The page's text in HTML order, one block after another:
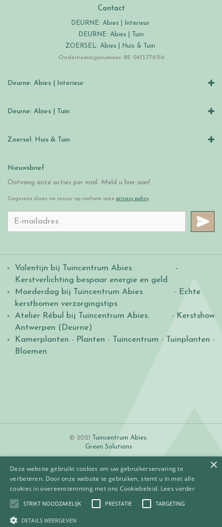
Contact
DEURNE: Abies | Interieur
DEURNE: Abies | Tuin
ZOERSEL: Abies | Huis & Tuin
Ondernemingsnummer: BE 0433.778.159
Deurne: Abies | Interieur
Deurne: Abies | Tuin
Zoersel: Huis & Tuin
Nieuwsbrief
Ontvang onze acties per mail. Meld u hier aan!
Gegevens slaan we secuur op conform onze privacy policy.
Valentijn bij Tuincentrum Abies.
-
Kerstverlichting bespaar energie en geld
Moederdag bij Tuincentrum Abies. - Echte
kerstbomen verzorgingstips
Atelier Rébul bij Tuincentrum Abies.
- Kerstshow
Antwerpen (Deurne)
Kamerplanten - Planten - Tuincentrum - Tuinplanten -
Bloemen
© 2021 Tuincentrum Abies.
Green Solutions
Algemene voorwaarden
×
Deze website gebruikt cookies om uw gebruikerservaring te
verbeteren. Door onze website te gebruiken, stemt u in met alle
cookies in overeenstemming met ons Cookiebeleid. Lees verder
STRIKT NOODZAKELIJK PRESTATIE TARGETING
DETAILS WEERGEVEN